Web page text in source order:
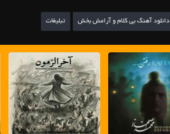
دانلود آهنگ بی کلام و آرامش بخش تبلیغات